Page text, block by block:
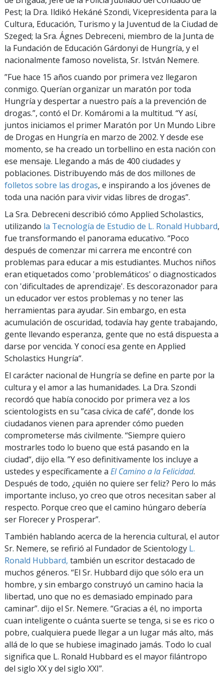
Pest; la Dra. Ildikó Hekáné Szondi, Vicepresidenta para la
Cultura, Educación, Turismo y la Juventud de la Ciudad de
Szeged; la Sra. Ágnes Debreceni, miembro de la Junta de
la Fundación de Educación Gárdonyi de Hungría, y el
nacionalmente famoso novelista, Sr. István Nemere.
”Fue hace 15 años cuando por primera vez llegaron
conmigo. Querían organizar un maratón por toda
Hungría y despertar a nuestro país a la prevención de
drogas.”, contó el Dr. Komáromi a la multitud. “Y así,
juntos iniciamos el primer Maratón por Un Mundo Libre
de Drogas en Hungría en marzo de 2002. Y desde ese
momento, se ha creado un torbellino en esta nación con
ese mensaje. Llegando a más de 400 ciudades y
poblaciones. Distribuyendo más de dos millones de
folletos sobre las drogas, e inspirando a los jóvenes de
toda una nación para vivir vidas libres de drogas”.
La Sra. Debreceni describió cómo Applied Scholastics,
utilizando la Tecnología de Estudio de L. Ronald Hubbard,
fue transformando el panorama educativo. “Poco
después de comenzar mi carrera me encontré con
problemas para educar a mis estudiantes. Muchos niños
eran etiquetados como 'problemáticos' o diagnosticados
con 'dificultades de aprendizaje'. Es descorazonador para
un educador ver estos problemas y no tener las
herramientas para ayudar. Sin embargo, en esta
acumulación de oscuridad, todavía hay gente trabajando,
gente llevando esperanza, gente que no está dispuesta a
darse por vencida. Y conocí esa gente en Applied
Scholastics Hungría“.
El carácter nacional de Hungría se define en parte por la
cultura y el amor a las humanidades. La Dra. Szondi
recordó que había conocido por primera vez a los
scientologists en su ”casa cívica de café”, donde los
ciudadanos vienen para aprender cómo pueden
comprometerse más civilmente. “Siempre quiero
mostrarles todo lo bueno que está pasando en la
ciudad“, dijo ella. ”Y eso definitivamente los incluye a
ustedes y específicamente a El Camino a la Felicidad.
Después de todo, ¿quién no quiere ser feliz? Pero lo más
importante incluso, yo creo que otros necesitan saber al
respecto. Porque creo que el camino húngaro debería
ser Florecer y Prosperar”.
También hablando acerca de la herencia cultural, el autor
Sr. Nemere, se refirió al Fundador de Scientology L.
Ronald Hubbard, también un escritor destacado de
muchos géneros. “El Sr. Hubbard dijo que sólo era un
hombre, y sin embargo construyó un camino hacia la
libertad, uno que no es demasiado empinado para
caminar”. dijo el Sr. Nemere. “Gracias a él, no importa
cuan inteligente o cuánta suerte se tenga, si se es rico o
pobre, cualquiera puede llegar a un lugar más alto, más
allá de lo que se hubiese imaginado jamás. Todo lo cual
significa que L. Ronald Hubbard es el mayor filántropo
del siglo XX y del siglo XXI”.